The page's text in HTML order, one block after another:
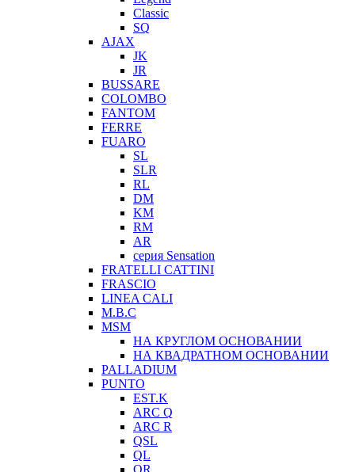
Classic
SQ
AJAX
JK
JR
BUSSARE
COLOMBO
FANTOM
FERRE
FUARO
SL
SLR
RL
DM
KM
RM
AR
серия Sensation
FRATELLI CATTINI
FRASCIO
LINEA CALI
M.B.C
MSM
НА КРУГЛОМ ОСНОВАНИИ
НА КВАДРАТНОМ ОСНОВАНИИ
PALLADIUM
PUNTO
EST.K
ARC Q
ARC R
QSL
QL
QR